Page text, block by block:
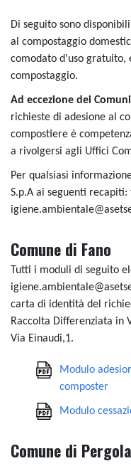
Di seguito sono
al compostaggio
comodato d'uso gratuito,
compostaggio.
Ad eccezione dei
richieste di adesione al
compostiere è
a rivolgersi agli Uffici
Per qualsiasi
S.p.A ai seguenti
Comune di Fano
Tutti i moduli di seguito
carta di identità del
Raccolta Differenziata in
Via Einaudi,1.
Modulo
composter
Modulo
Comune di Pergola